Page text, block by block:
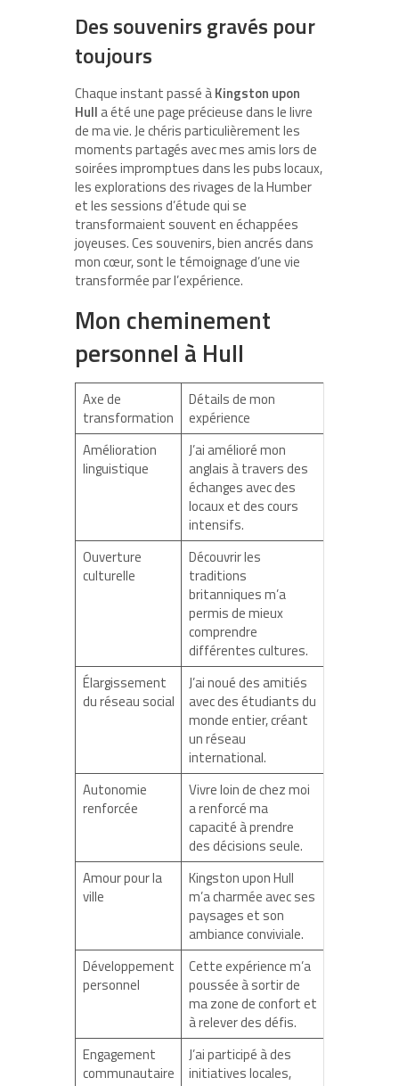
Des souvenirs gravés pour
toujours
Chaque instant passé àKingston upon
Hull a été une page précieuse dans le livre
de ma vie. Je chéris particulièrement les
moments partagés avec mes amis lors de
soirées impromptues dans les pubs locaux,
les explorations des rivages de la Humber
et les sessions d’étude qui se
transformaient souvent en échappées
joyeuses. Ces souvenirs, bien ancrés dans
mon cœur, sont le témoignage d’une vie
transformée par l’expérience.
Mon cheminement
personnel à Hull
Axe de
transformation
Détails de mon
expérience
Amélioration
linguistique
J’ai amélioré mon
anglais à travers des
échanges avec des
locaux et des cours
intensifs.
Ouverture
culturelle
Découvrir les
traditions
britanniques m’a
permis de mieux
comprendre
différentes cultures.
Élargissement
du réseau social
J’ai noué des amitiés
avec des étudiants du
monde entier, créant
un réseau
international.
Autonomie
renforcée
Vivre loin de chez moi
a renforcé ma
capacité à prendre
des décisions seule.
Amour pour la
ville
Kingston upon Hull
m’a charmée avec ses
paysages et son
ambiance conviviale.
Développement
personnel
Cette expérience m’a
poussée à sortir de
ma zone de confort et
à relever des défis.
Engagement
communautaire
J’ai participé à des
initiatives locales,